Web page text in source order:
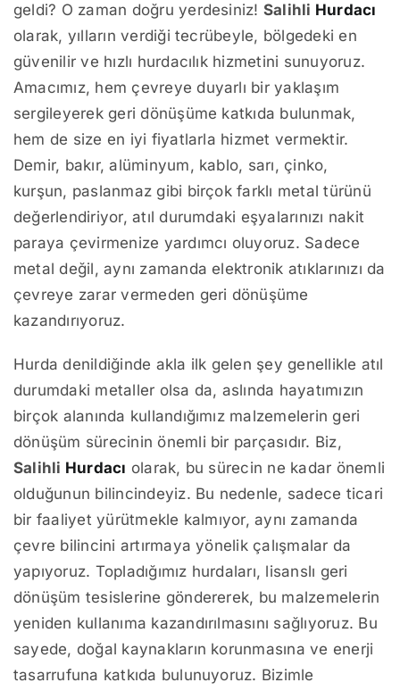
geldi? O zaman doğru yerdesiniz! Salihli Hurdacı
olarak, yılların verdiği tecrübeyle, bölgedeki en
güvenilir ve hızlı hurdacılık hizmetini sunuyoruz.
Amacımız, hem çevreye duyarlı bir yaklaşım
sergileyerek geri dönüşüme katkıda bulunmak,
hem de size en iyi fiyatlarla hizmet vermektir.
Demir, bakır, alüminyum, kablo, sarı, çinko,
kurşun, paslanmaz gibi birçok farklı metal türünü
değerlendiriyor, atıl durumdaki eşyalarınızı nakit
paraya çevirmenize yardımcı oluyoruz. Sadece
metal değil, aynı zamanda elektronik atıklarınızı da
çevreye zarar vermeden geri dönüşüme
kazandırıyoruz.
Hurda denildiğinde akla ilk gelen şey genellikle atıl
durumdaki metaller olsa da, aslında hayatımızın
birçok alanında kullandığımız malzemelerin geri
dönüşüm sürecinin önemli bir parçasıdır. Biz,
Salihli Hurdacı olarak, bu sürecin ne kadar önemli
olduğunun bilincindeyiz. Bu nedenle, sadece ticari
bir faaliyet yürütmekle kalmıyor, aynı zamanda
çevre bilincini artırmaya yönelik çalışmalar da
yapıyoruz. Topladığımız hurdaları, lisanslı geri
dönüşüm tesislerine göndererek, bu malzemelerin
yeniden kullanıma kazandırılmasını sağlıyoruz. Bu
sayede, doğal kaynakların korunmasına ve enerji
tasarrufuna katkıda bulunuyoruz. Bizimle